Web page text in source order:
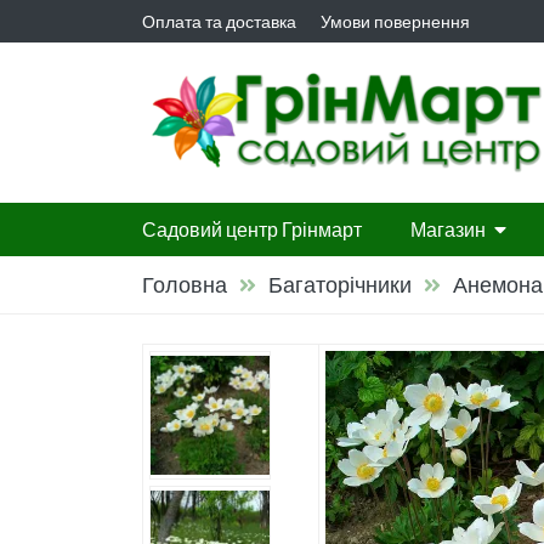
Оплата та доставка Умови повернення
Садовий центр Грінмарт Магазин
Гортензії
Листяні
Головна Багаторічники Анемона